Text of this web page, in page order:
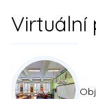
Virtuální